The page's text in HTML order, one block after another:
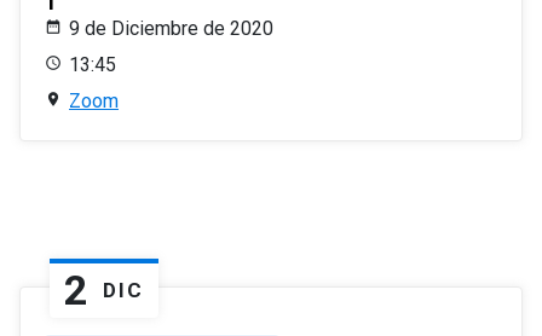
9 de Diciembre de 2020
13:45
Zoom
2 DIC